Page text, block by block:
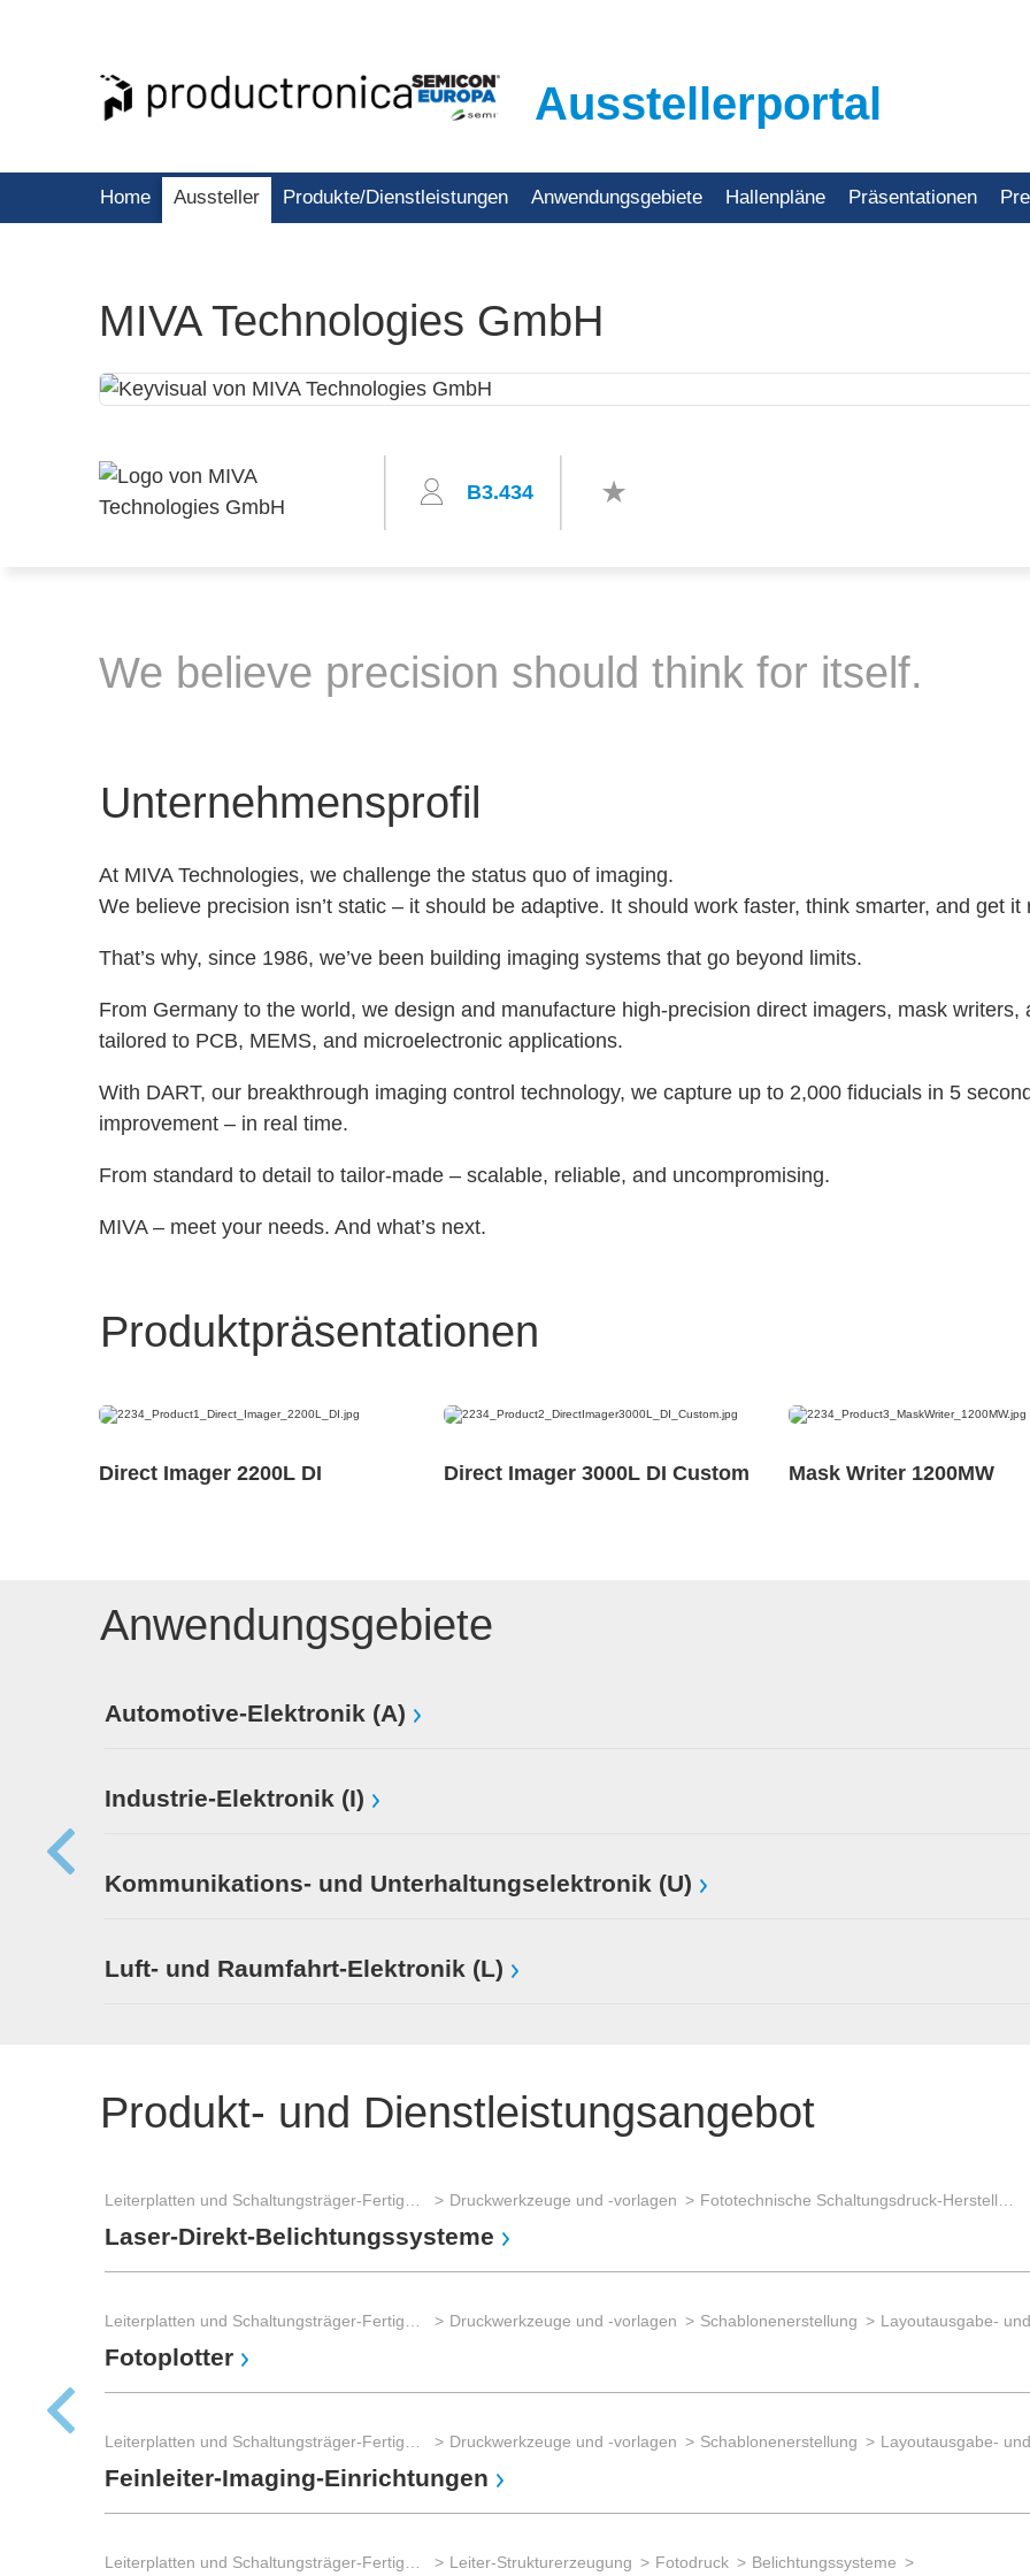
Ausstellerportal
Home Aussteller Produkte/Dienstleistungen Anwendungsgebiete Hallenpläne Präsentationen
MIVA Technologies GmbH
B3.434
We believe precision should think for itself.
Unternehmensprofil
At MIVA Technologies, we challenge the status quo of imaging.
We believe precision isn’t static – it should be adaptive. It should work faster, think smarter, and get
That’s why, since 1986, we’ve been building imaging systems that go beyond limits.
From Germany to the world, we design and manufacture high-precision direct imagers, mask
tailored to PCB, MEMS, and microelectronic applications.
With DART, our breakthrough imaging control technology, we capture up to 2,000 fiducials in 5
improvement – in real time.
From standard to detail to tailor-made – scalable, reliable, and uncompromising.
MIVA – meet your needs. And what’s next.
Produktpräsentationen
Direct Imager 2200L DI Direct Imager 3000L DI Custom Mask Writer 1200MW
Anwendungsgebiete
Automotive-Elektronik (A)
Industrie-Elektronik (I)
Kommunikations- und Unterhaltungselektronik (U)
Luft- und Raumfahrt-Elektronik (L)
Produkt- und Dienstleistungsangebot
Druckwerkzeuge und -vorlagen
Laser-Direkt-Belichtungssysteme
Druckwerkzeuge und -vorlagen Schablonenerstellung Layoutausgabe-
Fotoplotter
Druckwerkzeuge und -vorlagen Schablonenerstellung Layoutausgabe-
Feinleiter-Imaging-Einrichtungen
Leiter-Strukturerzeugung Fotodruck Belichtungssysteme